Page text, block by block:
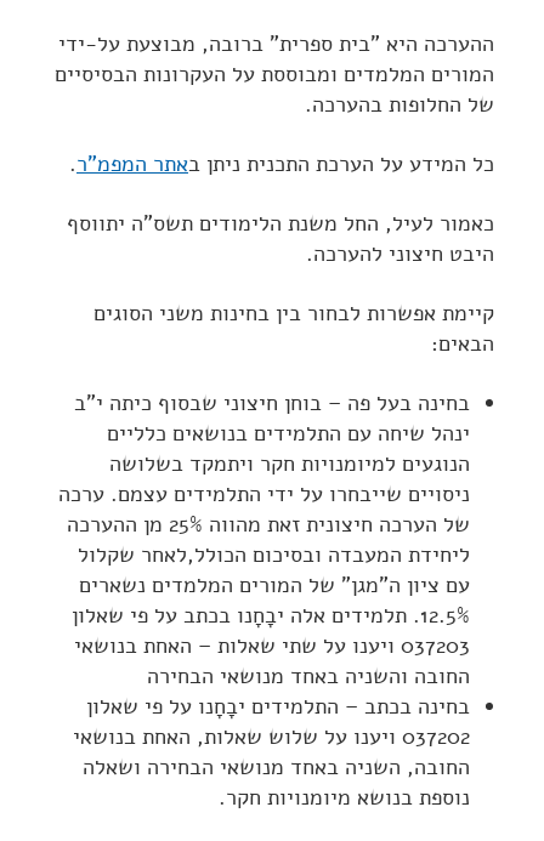
ההערכה היא "בית ספרית" ברובה, מבוצעת על-ידי
המורים המלמדים ומבוססת על העקרונות הבסיסיים
של החלופות בהערכה.
כל המידע על הערכת התכנית ניתן באתר המפמ"ר.
כאמור לעיל, החל משנת הלימודים תשס"ה יתווסף
היבט חיצוני להערכה.
קיימת אפשרות לבחור בין בחינות משני הסוגים
הבאים:
בחינה בעל פה – בוחן חיצוני שבסוף כיתה י"ב
ינהל שיחה עם התלמידים בנושאים כלליים
הנוגעים למיומנויות חקר ויתמקד בשלושה
ניסויים שייבחרו על ידי התלמידים עצמם. ערכה
של הערכה חיצונית זאת מהווה 25% מן ההערכה
ליחידת המעבדה ובסיכום הכולל,לאחר שקלול
עם ציון ה"מגן" של המורים המלמדים נשארים
12.5%. תלמידים אלה יבָחָנו בכתב על פי שאלון
037203 ויענו על שתי שאלות – האחת בנושאי
החובה והשניה באחד מנושאי הבחירה
בחינה בכתב – התלמידים יבָחָנו על פי שאלון
037202 ויענו על שלוש שאלות, האחת בנושאי
החובה, השניה באחד מנושאי הבחירה ושאלה
נוספת בנושא מיומנויות חקר.